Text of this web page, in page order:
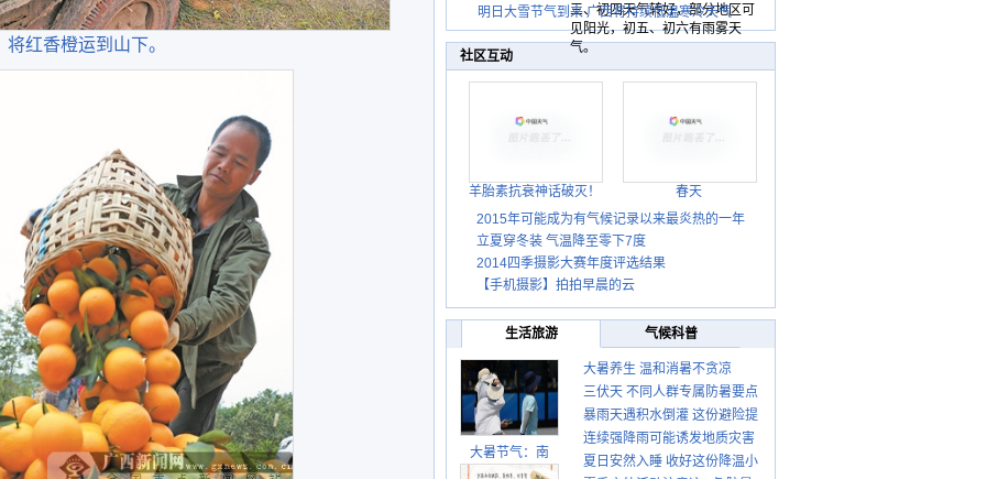
将红香橙运到山下。
三、初四天气转好，部分地区可
见阳光，初五、初六有雨雾天
气。
明日大雪节气到来 广西将持续低温寒冷天气
社区互动
羊胎素抗衰神话破灭！
春天
2015年可能成为有气候记录以来最炎热的一年
立夏穿冬装 气温降至零下7度
2014四季摄影大赛年度评选结果
【手机摄影】拍拍早晨的云
生活旅游 气候科普
大暑节气：南
大暑养生 温和消暑不贪凉
三伏天 不同人群专属防暑要点
请收好
暴雨天遇积水倒灌 这份避险提
示请收好
连续强降雨可能诱发地质灾害
这些前兆要知道
夏日安然入睡 收好这份降温小